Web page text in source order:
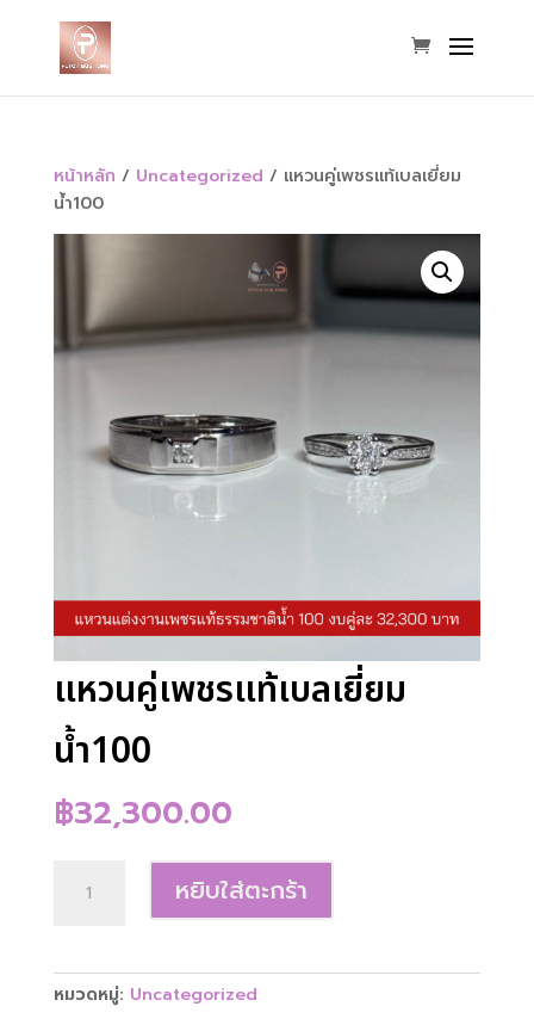
หน้าหลัก / Uncategorized / แหวนคู่เพชรแท้เบลเยี่ยม
น้ำ100
แหวนคู่เพชรแท้เบลเยี่ยม
น้ำ100
฿32,300.00
แหวน
เบลเยี่ยม
หยิบใส่ตะกร้า
หมวดหมู่: Uncategorized